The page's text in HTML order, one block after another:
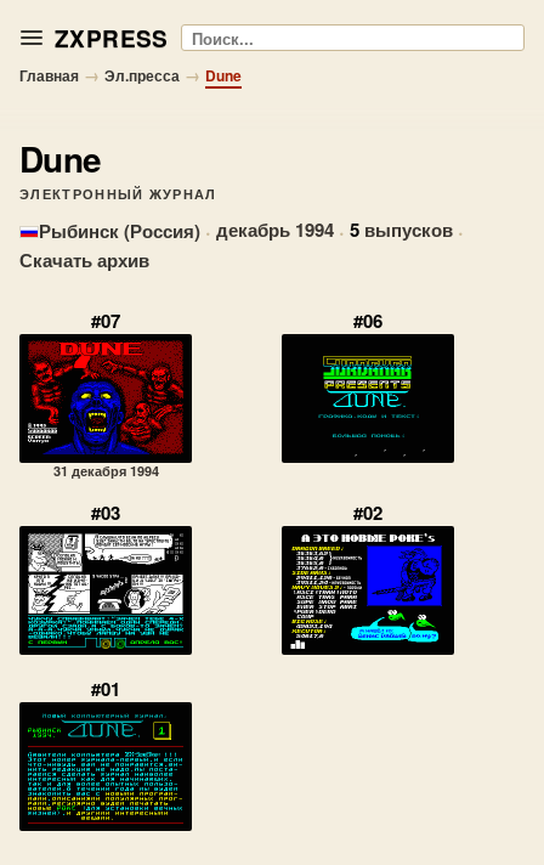
ZXPRESS Поиск
Главная → Эл.пресса → Dune
Dune
ЭЛЕКТРОННЫЙ ЖУРНАЛ
Рыбинск (Россия) · декабрь 1994 · 5 выпусков ·
Скачать архив
#07
31 декабря 1994
#06
#03 #02
#01